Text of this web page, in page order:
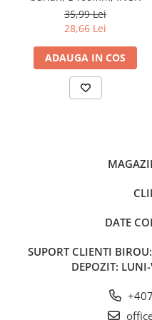
35,99 Lei
28,66 Lei
ADAUGA IN COS
DATE
SUPORT CLIENTI
DEPOZIT: